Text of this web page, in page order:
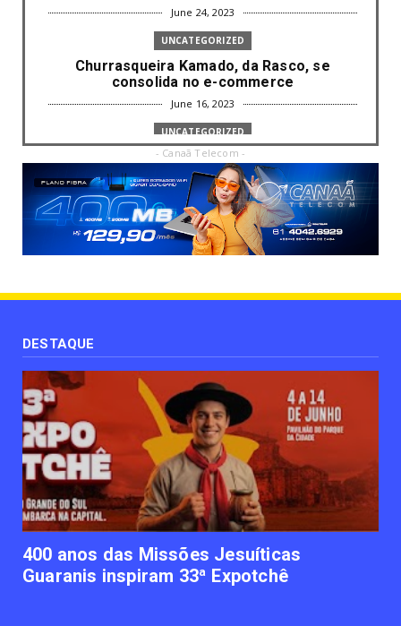
June 24, 2023
UNCATEGORIZED
Churrasqueira Kamado, da Rasco, se
consolida no e-commerce
June 16, 2023
UNCATEGORIZED
Com mais da metade dos cargos de
liderança ocupados por mulh...
June 16, 2023
UNCATEGORIZED
Paisagismo valoriza imóvel e atrai clientes
UNCATEGORIZED
June 12, 2023
UNCATEGORIZED
Empresas apostam em iniciativas de
felicidade corporativa pa...
June 09, 2023
UNCATEGORIZED
Lawtech gaúcha ajuda advogados a
organizarem sua vida financ...
- Canaã Telecom -
DESTAQUE
400 anos das Missões Jesuíticas
Guaranis inspiram 33ª Expotchê